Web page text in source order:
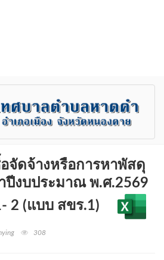
จัดจ้างหรือการหาพัสดุ
ปีงบประมาณ พ.ศ.2569
2 (แบบ สขร.1)
308